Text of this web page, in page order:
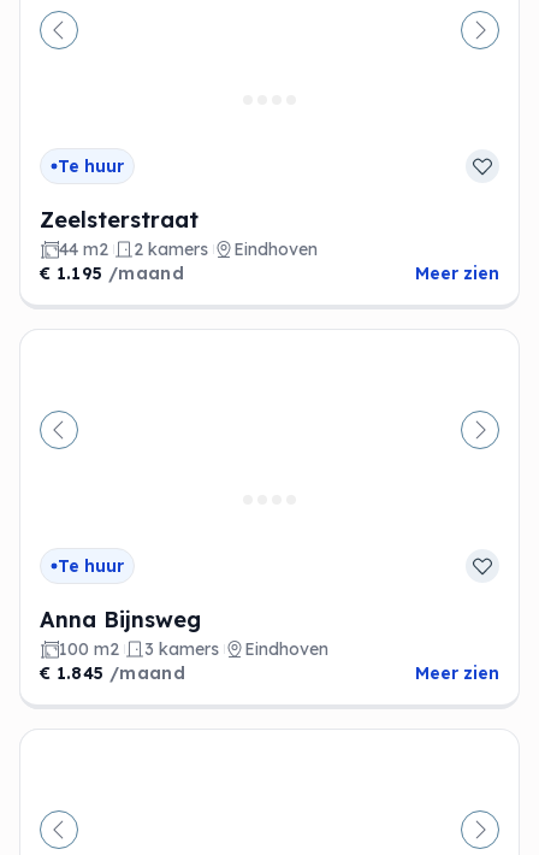
Vorige
Te huur
Zeelsterstraat
44 m2 2 kamers
Eindhoven
€ 1.195 /maand Meer zien
Vorige
Te huur
Anna Bijnsweg
100 m2 3 kamers
Eindhoven
€ 1.845 /maand Meer zien
Vorige